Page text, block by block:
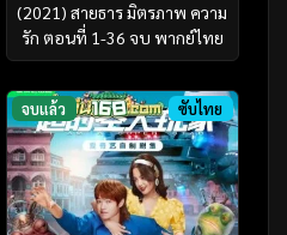
(2021) สายธาร มิตรภาพ ความ
รัก ตอนที่ 1-36 จบ พากย์ไทย
จบแล้ว ซับไทย